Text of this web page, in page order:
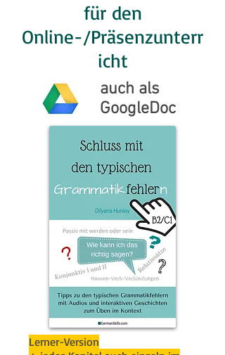
für den
Online-/Präsenzunterr
icht
auch als
GoogleDoc
Lerner-Version